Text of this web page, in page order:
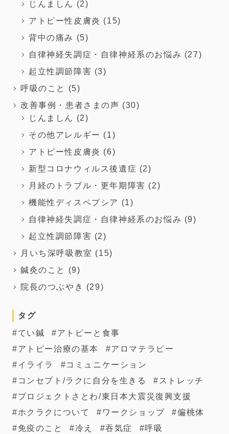
じんましん (2)
アトピー性皮膚炎 (15)
背中の痛み (5)
自律神経失調症・自律神経系のお悩み (27)
起立性調節障害 (3)
呼吸のこと
(5)
改善事例・患者さまの声 (30)
じんましん (2)
その他アレルギー (1)
アトピー性皮膚炎 (6)
新型コロナウィルス後遺症 (2)
月経のトラブル・更年期障害 (2)
機能性ディスペプシア (1)
自律神経失調症・自律神経系のお悩み (9)
起立性調節障害 (2)
月いち深呼吸教室 (15)
鍼灸のこと
(9)
院長のつぶやき
(29)
タグ
てい鍼
アトピーと食事
アトピー治療の基本
アロマテラピー
イライラ
コミュニケーション
コンセプト/ラクに自分を生きる
ストレッチ
プロジェクトさとわ/東日本大震災復興支援
ホクラクについて
ワークショップ
偏桃体
免疫のこと
冷え 吞気症
呼吸